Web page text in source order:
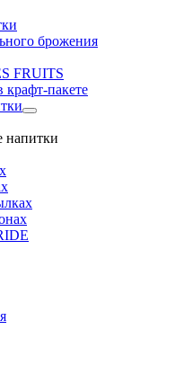
брожения
FRUITS
пакете
напитки